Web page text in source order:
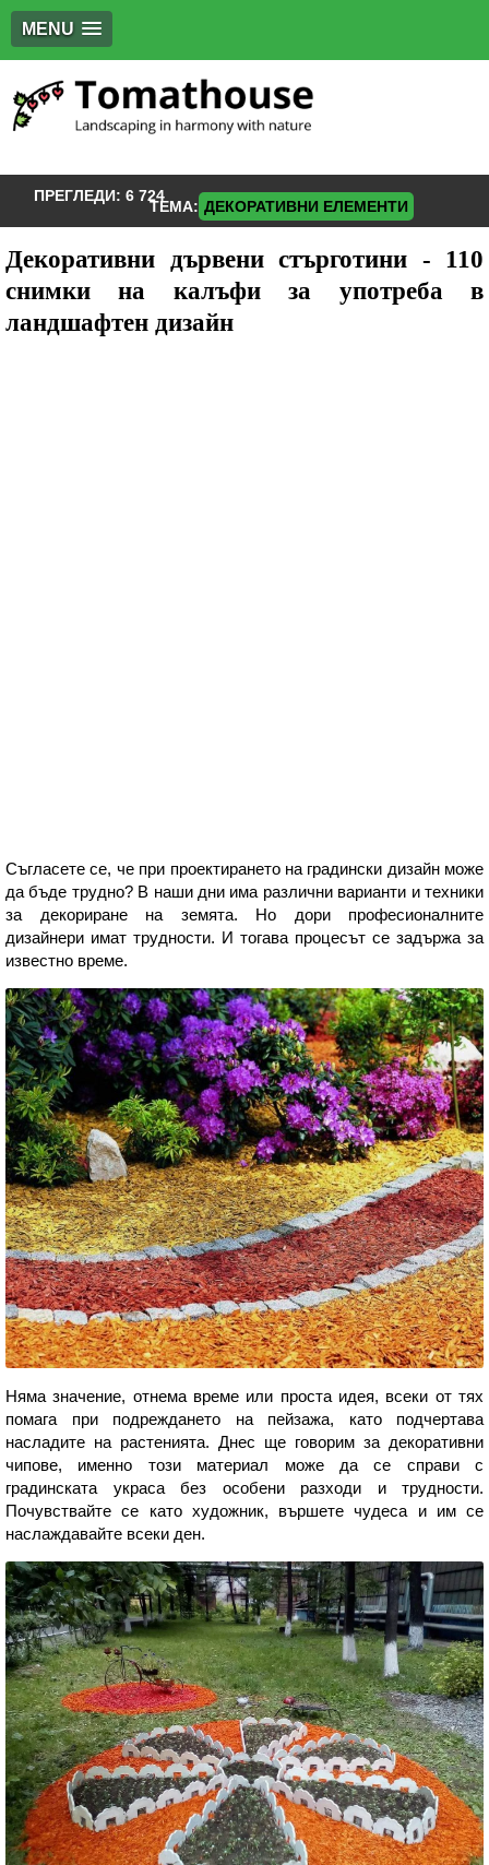
MENU
ПРЕГЛЕДИ: 6 724
ТЕМА: ДЕКОРАТИВНИ ЕЛЕМЕНТИ
Декоративни дървени стърготини - 110
снимки на калъфи за употреба в
ландшафтен дизайн
Съгласете се, че при проектирането на градински дизайн може
да бъде трудно? В наши дни има различни варианти и техники
за декориране на земята. Но дори професионалните
дизайнери имат трудности. И тогава процесът се задържа за
известно време.
Няма значение, отнема време или проста идея, всеки от тях
помага при подреждането на пейзажа, като подчертава
насладите на растенията. Днес ще говорим за декоративни
чипове, именно този материал може да се справи с
градинската украса без особени разходи и трудности.
Почувствайте се като художник, вършете чудеса и им се
наслаждавайте всеки ден.